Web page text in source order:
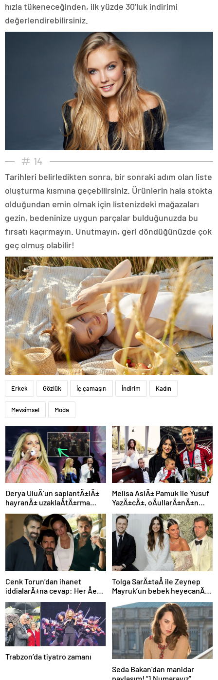
hızla tükeneceğinden, ilk yüzde 30’luk indirimi
değerlendirebilirsiniz.
14
Tarihleri belirledikten sonra, bir sonraki adım olan liste
oluşturma kısmına geçebilirsiniz. Ürünlerin hala stokta
olduğundan emin olmak için listenizdeki mağazaları
gezin, bedeninize uygun parçalar bulduğunuzda bu
fırsatı kaçırmayın. Unutmayın, geri döndüğünüzde çok
geç olmuş olabilir!
Erkek Gözlük İç çamaşırı İndirim Kadın
Mevsimsel Moda
Derya UluÄ’un saplantÄ±lÄ±
hayranÄ± uzaklaÅtÄ±rma
kararÄ±nÄ± hiÃ§e saydÄ±,
Ã¶n sÄ±radan konseri izledi
Melisa AslÄ± Pamuk ile Yusuf
YazÄ±cÄ±, oÄullarÄ±nÄ±n
yÃ¼zÃ¼nÃ¼ ilk kez
gÃ¶sterdi
Cenk Torun’dan ihanet
iddialarÄ±na cevap: Her Åey
ortaya Ã§Ä±kacak
Tolga SarÄ±taÅ ile Zeynep
Mayruk’un bebek heyecanÄ±:
Cinsiyetini aÃ§Ä±kladÄ±lar
Trabzon’da tiyatro zamanı
Seda Bakan’dan manidar
paylaşım! “1 Numarayız”